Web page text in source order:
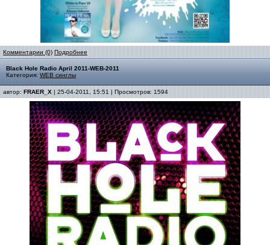
Комментарии (0) Подробнее
Black Hole Radio April 2011-WEB-2011
Категория: WEB синглы
автор: FRAER_X | 25-04-2011, 15:51 | Просмотров: 1594